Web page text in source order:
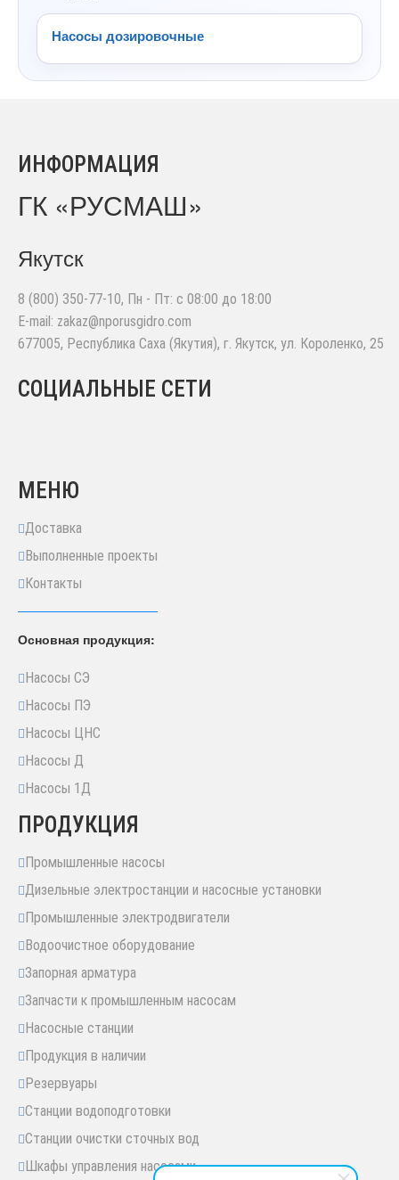
Насосы дозировочные
ИНФОРМАЦИЯ
ГК «РУСМАШ»
Якутск
8 (800) 350-77-10, Пн - Пт: с 08:00 до 18:00
E-mail: zakaz@nporusgidro.com
677005, Республика Саха (Якутия), г. Якутск, ул. Короленко, 25
СОЦИАЛЬНЫЕ СЕТИ
МЕНЮ
Доставка
Выполненные проекты
Контакты
Основная продукция:
Насосы СЭ
Насосы ПЭ
Насосы ЦНС
Насосы Д
Насосы 1Д
ПРОДУКЦИЯ
Промышленные насосы
Дизельные электростанции и насосные установки
Промышленные электродвигатели
Водоочистное оборудование
Запорная арматура
Запчасти к промышленным насосам
Насосные станции
Продукция в наличии
Резервуары
Станции водоподготовки
Станции очистки сточных вод
Шкафы управления насосами